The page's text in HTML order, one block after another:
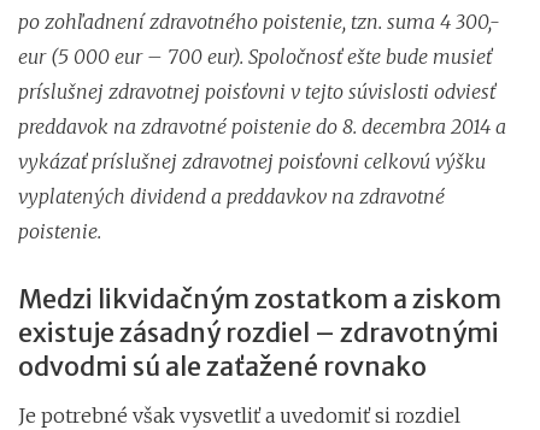
po zohľadnení zdravotného poistenie, tzn. suma 4 300,-
eur (5 000 eur – 700 eur). Spoločnosť ešte bude musieť
príslušnej zdravotnej poisťovni v tejto súvislosti odviesť
preddavok na zdravotné poistenie do 8. decembra 2014 a
vykázať príslušnej zdravotnej poisťovni celkovú výšku
vyplatených dividend a preddavkov na zdravotné
poistenie.
Medzi likvidačným zostatkom a ziskom
existuje zásadný rozdiel – zdravotnými
odvodmi sú ale zaťažené rovnako
Je potrebné však vysvetliť a uvedomiť si rozdiel